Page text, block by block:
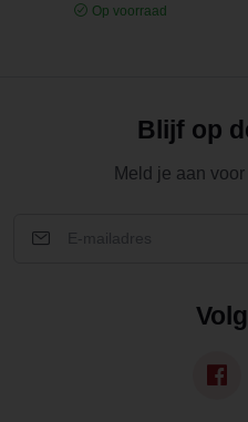
Op voorraad
Blijf op
Meld je aan